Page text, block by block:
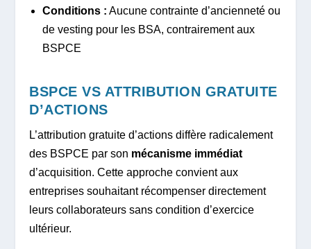
Conditions : Aucune contrainte d’ancienneté ou
de vesting pour les BSA, contrairement aux
BSPCE
BSPCE VS ATTRIBUTION GRATUITE
D’ACTIONS
L’attribution gratuite d’actions diffère radicalement
des BSPCE par son mécanisme immédiat
d’acquisition. Cette approche convient aux
entreprises souhaitant récompenser directement
leurs collaborateurs sans condition d’exercice
ultérieur.